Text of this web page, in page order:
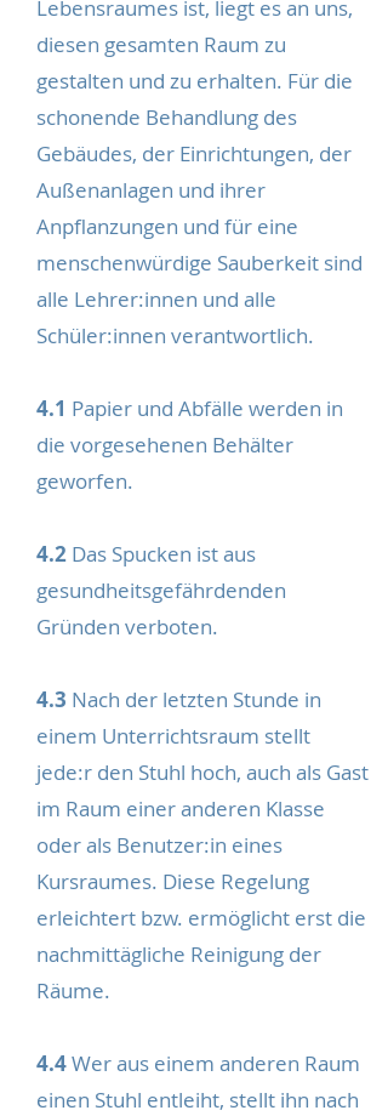
Lebensraumes ist, liegt es an uns,
diesen gesamten Raum zu
gestalten und zu erhalten. Für die
schonende Behandlung des
Gebäudes, der Einrichtungen, der
Außenanlagen und ihrer
Anpflanzungen und für eine
menschenwürdige Sauberkeit sind
alle Lehrer:innen und alle
Schüler:innen verantwortlich.
4.1 Papier und Abfälle werden in
die vorgesehenen Behälter
geworfen.
4.2 Das Spucken ist aus
gesundheitsgefährdenden
Gründen verboten.
4.3 Nach der letzten Stunde in
einem Unterrichtsraum stellt
jede:r den Stuhl hoch, auch als Gast
im Raum einer anderen Klasse
oder als Benutzer:in eines
Kursraumes. Diese Regelung
erleichtert bzw. ermöglicht erst die
nachmittägliche Reinigung der
Räume.
4.4Wer aus einem anderen Raum
einen Stuhl entleiht, stellt ihn nach